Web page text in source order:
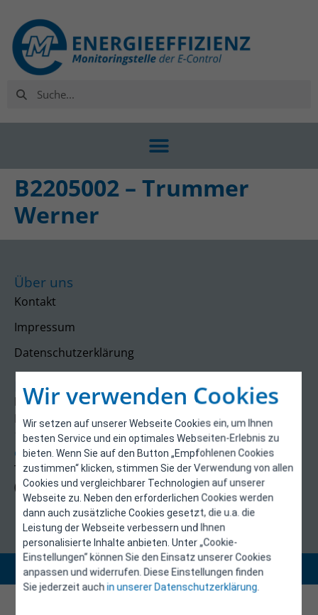
Wir verwenden Cookies
Wir setzen auf unserer Webseite Cookies ein, um Ihnen
besten Service und ein optimales Webseiten-Erlebnis zu
bieten. Wenn Sie auf den Button „Empfohlenen Cookies
zustimmen“ klicken, stimmen Sie der Verwendung von allen
Cookies und vergleichbarer Technologien auf unserer
Webseite zu. Neben den erforderlichen Cookies werden
dann auch zusätzliche Cookies gesetzt, die u.a. die
Leistung der Webseite verbessern und Ihnen
personalisierte Inhalte anbieten. Unter „Cookie-
Einstellungen“ können Sie den Einsatz unserer Cookies
anpassen und widerrufen. Diese Einstellungen finden
Sie jederzeit auchin unserer Datenschutzerklärung.
B2205002 – Trummer
Werner
Über uns
Kontakt
Impressum
Datenschutzerklärung
Kontakt
E-Control
Rudolfsplatz 13a
1010 Wien
energieeffizienz@e-control.at
Tel +43 1 5324724
(Mo, Mi-Fr 09:30-12:30 Uhr)
Copyright 2026 © E-Control